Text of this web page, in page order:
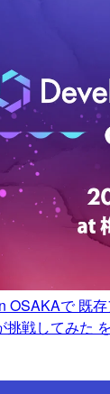
OSAKAで 既
挑戦してみた